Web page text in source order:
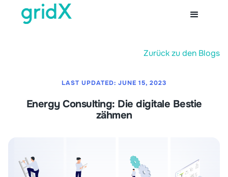
Zurück zu den Blogs
LAST UPDATED: JUNE 15, 2023
Energy Consulting: Die digitale Bestie
zähmen